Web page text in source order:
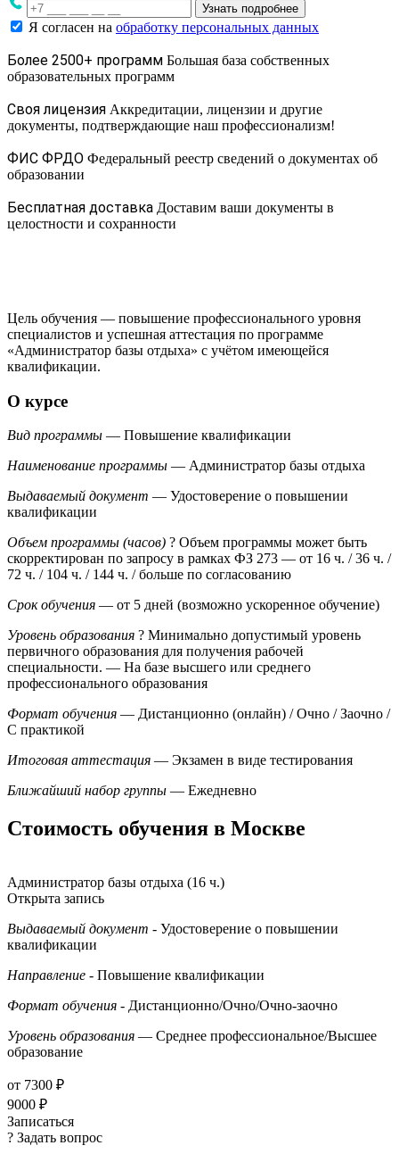
Узнать подробнее
Я согласен на обработку персональных данных
Более 2500+ программ Большая база собственных
образовательных программ
Своя лицензия Аккредитации, лицензии и другие
документы, подтверждающие наш профессионализм!
ФИС ФРДО Федеральный реестр сведений о документах об
образовании
Бесплатная доставка Доставим ваши документы в
целостности и сохранности
Цель обучения — повышение профессионального уровня
специалистов и успешная аттестация по программе
«Администратор базы отдыха» с учётом имеющейся
квалификации.
О курсе
Вид программы — Повышение квалификации
Наименование программы — Администратор базы отдыха
Выдаваемый документ — Удостоверение о повышении
квалификации
Объем программы (часов) ? Объем программы может быть
скорректирован по запросу в рамках ФЗ 273 — от 16 ч. / 36 ч. /
72 ч. / 104 ч. / 144 ч. / больше по согласованию
Срок обучения — от 5 дней (возможно ускоренное обучение)
Уровень образования ? Минимально допустимый уровень
первичного образования для получения рабочей
специальности. — На базе высшего или среднего
профессионального образования
Формат обучения — Дистанционно (онлайн) / Очно / Заочно /
С практикой
Итоговая аттестация — Экзамен в виде тестирования
Ближайший набор группы — Ежедневно
Стоимость обучения в Москве
Администратор базы отдыха (16 ч.)
Открыта запись
Выдаваемый документ - Удостоверение о повышении
квалификации
Направление - Повышение квалификации
Формат обучения - Дистанционно/Очно/Очно-заочно
Уровень образования — Среднее профессиональное/Высшее
образование
от 7300 ₽
9000 ₽
Записаться
? Задать вопрос